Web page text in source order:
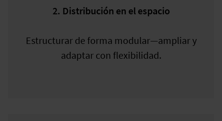
2. Distribución en el espacio
Estructurar de forma modular—ampliar y
adaptar con flexibilidad.